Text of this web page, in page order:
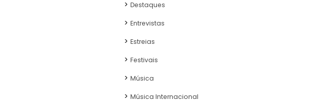
Destaques
Entrevistas
Estreias
Festivais
Música
Música Internacional